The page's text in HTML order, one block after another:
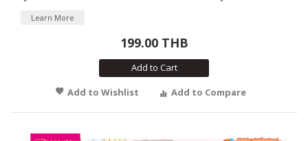
Learn More
199.00 THB
Add to Cart
Add to Wishlist
Add to Compare